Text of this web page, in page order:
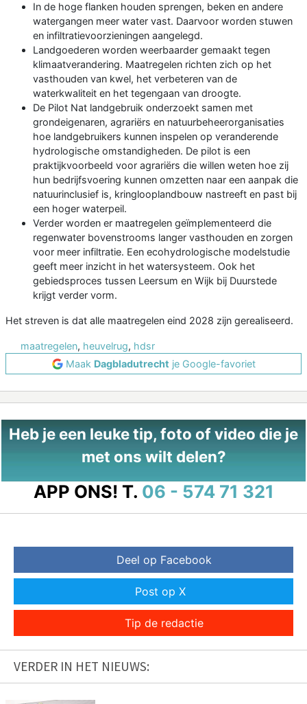
In de hoge flanken houden sprengen, beken en andere
watergangen meer water vast. Daarvoor worden stuwen
en infiltratievoorzieningen aangelegd.
Landgoederen worden weerbaarder gemaakt tegen
klimaatverandering. Maatregelen richten zich op het
vasthouden van kwel, het verbeteren van de
waterkwaliteit en het tegengaan van droogte.
De Pilot Nat landgebruik onderzoekt samen met
grondeigenaren, agrariërs en natuurbeheerorganisaties
hoe landgebruikers kunnen inspelen op veranderende
hydrologische omstandigheden. De pilot is een
praktijkvoorbeeld voor agrariërs die willen weten hoe zij
hun bedrijfsvoering kunnen omzetten naar een aanpak die
natuurinclusief is, kringlooplandbouw nastreeft en past bij
een hoger waterpeil.
Verder worden er maatregelen geïmplementeerd die
regenwater bovenstrooms langer vasthouden en zorgen
voor meer infiltratie. Een ecohydrologische modelstudie
geeft meer inzicht in het watersysteem. Ook het
gebiedsproces tussen Leersum en Wijk bij Duurstede
krijgt verder vorm.
Het streven is dat alle maatregelen eind 2028 zijn gerealiseerd.
maatregelen, heuvelrug, hdsr
Maak Dagbladutrecht je Google-favoriet
Heb je een leuke tip, foto of video die je
met ons wilt delen?
APP ONS! T. 06 - 574 71 321
Deel op Facebook
Post op X
Tip de redactie
VERDER IN HET NIEUWS: